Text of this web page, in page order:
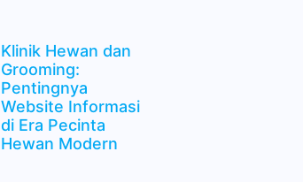
Klinik Hewan dan
Grooming:
Pentingnya
Website Informasi
di Era Pecinta
Hewan Modern